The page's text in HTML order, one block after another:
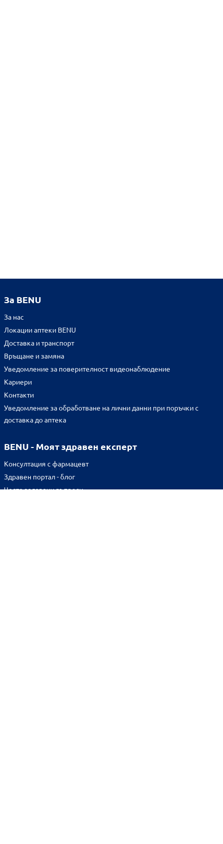
За BENU
За нас
Локации аптеки BENU
Доставка и транспорт
Връщане и замяна
Уведомление за поверителност видеонаблюдение
Кариери
Контакти
Уведомление за обработване на лични данни при поръчки с
доставка до аптека
BENU - Моят здравен експерт
Консултация с фармацевт
Здравен портал - блог
Често задавани въпроси